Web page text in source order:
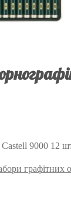
9000 12
графітних